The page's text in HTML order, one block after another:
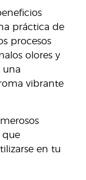
práctica de
procesos
olores y
una
vibrante
que
en tu